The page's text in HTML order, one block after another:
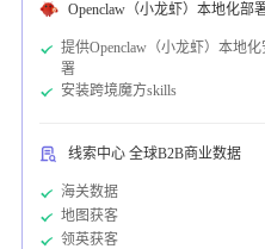
Openclaw（小龙虾）本地化部
提供Openclaw（小龙虾）本地
署
安装跨境魔方skills
线索中心 全球B2B商业数据
海关数据
地图获客
领英获客